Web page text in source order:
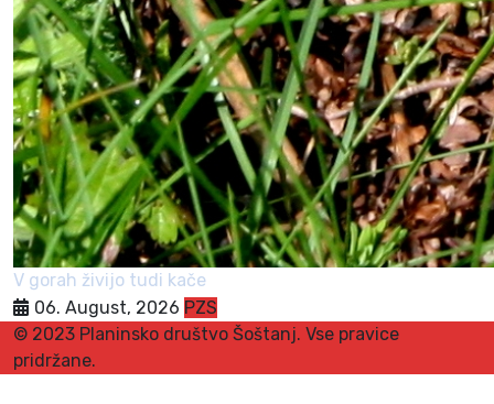
V gorah živijo tudi kače
06. August, 2026 PZS
© 2023 Planinsko društvo Šoštanj. Vse pravice
pridržane.